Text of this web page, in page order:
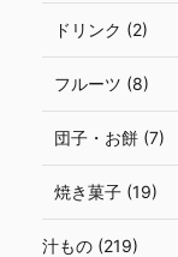
ドリンク (2)
フルーツ (8)
団子・お餅 (7)
焼き菓子 (19)
汁もの (219)